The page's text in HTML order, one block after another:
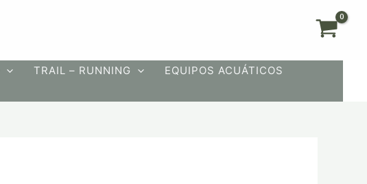
TRAIL – RUNNING
EQUIPOS ACUÁTICOS